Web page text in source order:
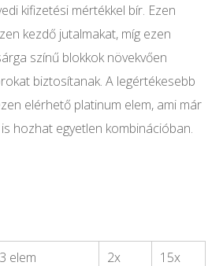
kifizetési mértékkel bír. Ezen
kezdő jutalmakat, míg ezen
színű blokkok növekvően
biztosítanak. A legértékesebb
elérhető platinum elem, ami már
hozhat egyetlen kombinációban.
3 elem 2x 15x